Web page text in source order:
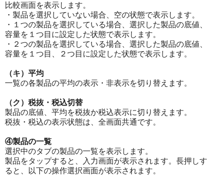
比較画面を表示します。
・製品を選択していない場合、空の状態で表示します。
・１つの製品を選択している場合、選択した製品の底値、
容量を１つ目に設定した状態で表示します。
・２つの製品を選択している場合、選択した製品の底値、
容量を１つ目、２つ目に設定した状態で表示します。
（キ）平均
一覧の各製品の平均の表示・非表示を切り替えます。
（ク）税抜・税込切替
製品の底値、平均を税抜か税込表示に切り替えます。
税抜・税込の表示状態は、全画面共通です。
④製品の一覧
選択中のタブの製品の一覧を表示します。
製品をタップすると、入力画面が表示されます。長押しす
ると、以下の操作選択画面が表示されます。